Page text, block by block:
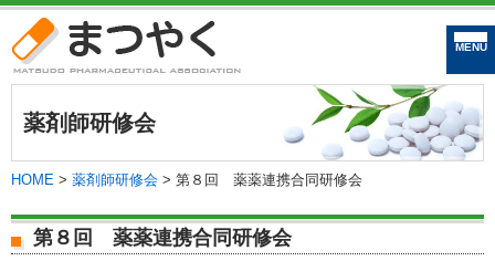
まつやく｜松戸市
薬剤師研修会
HOME > 薬剤師研修会 > 第８回 薬薬連携合同研修会
第８回 薬薬連携合同研修会